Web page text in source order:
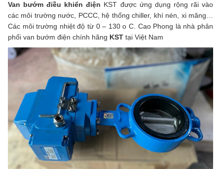
Van bướm điều khiển điện KST được ứng dụng rộng rãi vào
các môi trường nước, PCCC, hệ thống chiller, khí nén, xi măng…
Các môi trường nhiệt độ từ 0 – 130 o C. Cao Phong là nhà phân
phối van bướm điện chính hãng KST tại Việt Nam